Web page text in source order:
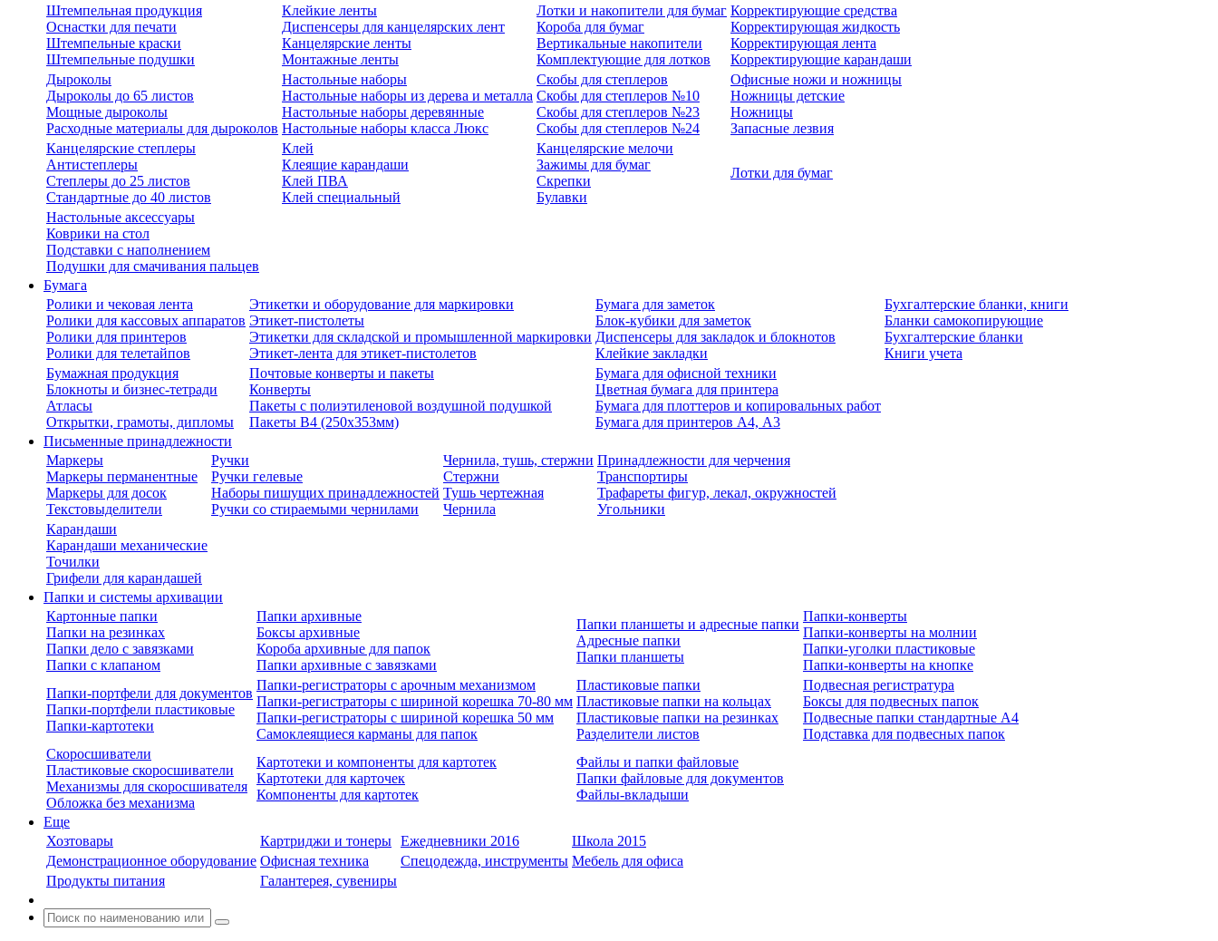
Штемпельная продукция
Оснастки для печати
Штемпельные краски
Штемпельные подушки
Клейкие ленты
Диспенсеры для канцелярских лент
Канцелярские ленты
Монтажные ленты
Лотки и накопители для бумаг
Короба для бумаг
Вертикальные накопители
Комплектующие для лотков
Корректирующие средства
Корректирующая жидкость
Корректирующая лента
Корректирующие карандаши
Дыроколы
Дыроколы до 65 листов
Мощные дыроколы
Расходные материалы для дыроколов
Настольные наборы
Настольные наборы из дерева и металла
Настольные наборы деревянные
Настольные наборы класса Люкс
Скобы для степлеров
Скобы для степлеров №10
Скобы для степлеров №23
Скобы для степлеров №24
Офисные ножи и ножницы
Ножницы детские
Ножницы
Запасные лезвия
Канцелярские степлеры
Антистеплеры
Степлеры до 25 листов
Стандартные до 40 листов
Клей
Клеящие карандаши
Клей ПВА
Клей специальный
Канцелярские мелочи
Зажимы для бумаг
Скрепки
Булавки
Лотки для бумаг
Настольные аксессуары
Коврики на стол
Подставки с наполнением
Подушки для смачивания пальцев
Бумага
Ролики и чековая лента
Ролики для кассовых аппаратов
Ролики для принтеров
Ролики для телетайпов
Этикетки и оборудование для маркировки
Этикет-пистолеты
Этикетки для складской и промышленной маркировки
Этикет-лента для этикет-пистолетов
Бумага для заметок
Блок-кубики для заметок
Диспенсеры для закладок и блокнотов
Клейкие закладки
Бухгалтерские бланки, книги
Бланки самокопирующие
Бухгалтерские бланки
Книги учета
Бумажная продукция
Блокноты и бизнес-тетради
Атласы
Открытки, грамоты, дипломы
Почтовые конверты и пакеты
Конверты
Пакеты с полиэтиленовой воздушной подушкой
Пакеты В4 (250х353мм)
Бумага для офисной техники
Цветная бумага для принтера
Бумага для плоттеров и копировальных работ
Бумага для принтеров А4, А3
Письменные принадлежности
Маркеры
Маркеры перманентные
Маркеры для досок
Текстовыделители
Ручки
Ручки гелевые
Наборы пишущих принадлежностей
Ручки со стираемыми чернилами
Чернила, тушь, стержни
Стержни
Тушь чертежная
Чернила
Принадлежности для черчения
Транспортиры
Трафареты фигур, лекал, окружностей
Угольники
Карандаши
Карандаши механические
Точилки
Грифели для карандашей
Папки и системы архивации
Картонные папки
Папки на резинках
Папки дело с завязками
Папки с клапаном
Папки архивные
Боксы архивные
Короба архивные для папок
Папки архивные с завязками
Папки планшеты и адресные папки
Адресные папки
Папки планшеты
Папки-конверты
Папки-конверты на молнии
Папки-уголки пластиковые
Папки-конверты на кнопке
Папки-портфели для документов
Папки-портфели пластиковые
Папки-картотеки
Папки-регистраторы с арочным механизмом
Папки-регистраторы с шириной корешка 70-80 мм
Папки-регистраторы с шириной корешка 50 мм
Самоклеящиеся карманы для папок
Пластиковые папки
Пластиковые папки на кольцах
Пластиковые папки на резинках
Разделители листов
Подвесная регистратура
Боксы для подвесных папок
Подвесные папки стандартные А4
Подставка для подвесных папок
Скоросшиватели
Пластиковые скоросшиватели
Механизмы для скоросшивателя
Обложка без механизма
Картотеки и компоненты для картотек
Картотеки для карточек
Компоненты для картотек
Файлы и папки файловые
Папки файловые для документов
Файлы-вкладыши
Еще
Хозтовары
Картриджи и тонеры Ежедневники 2016
Школа 2015
Демонстрационное оборудование Офисная техника Спецодежда, инструменты Мебель для офиса
Продукты питания
Галантерея, сувениры